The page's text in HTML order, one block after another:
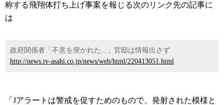
称する飛翔体打ち上げ事案を報じる次のリンク先の記事に
は
政府関係者「不意を突かれた...」官邸は情報出さず
http://news.tv-asahi.co.jp/news/web/html/220413051.html
「Jアラートは警戒を促すためのもので、発射された模様と